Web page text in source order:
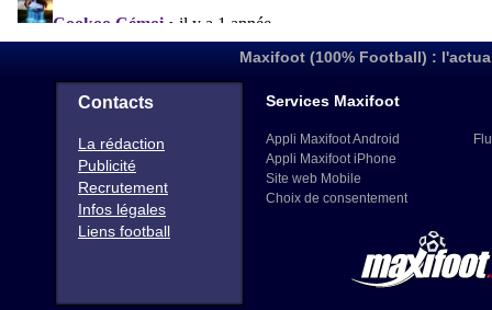
Maxifoot (100% Football) :
Contacts
La rédaction
Publicité
Recrutement
Infos légales
Liens football
Services Maxifoot
Appli Maxifoot Android
Appli Maxifoot iPhone
Site web Mobile
Choix de consentement